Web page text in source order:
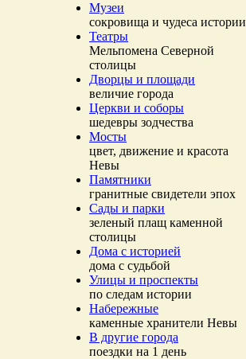
Музеи
сокровища и чудеса истории
Театры
Мельпомена Северной
столицы
Дворцы и площади
величие города
Церкви и соборы
шедевры зодчества
Мосты
цвет, движение и красота
Невы
Памятники
гранитные свидетели эпох
Сады и парки
зеленый плащ каменной
столицы
Дома с историей
дома с судьбой
Улицы и проспекты
по следам истории
Набережные
каменные хранители Невы
В другие города
поездки на 1 день